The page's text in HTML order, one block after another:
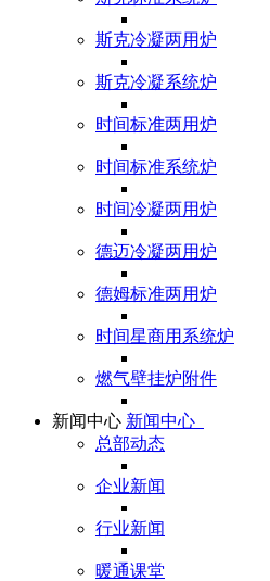
斯克冷凝两用炉
斯克冷凝系统炉
时间标准两用炉
时间标准系统炉
时间冷凝两用炉
德迈冷凝两用炉
德姆标准两用炉
时间星商用系统炉
燃气壁挂炉附件
新闻中心 新闻中心
总部动态
企业新闻
行业新闻
暖通课堂